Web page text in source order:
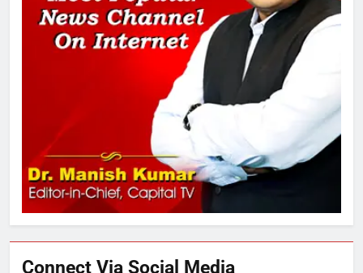
रोशन सिंह के नाम पर करने की मांग तेज
अमर शहीद ठाकुर रोशन सिंह के नाम पर
स्वरूप रानी नेहरू चिकित्सालय का
नामकरण करने की मांग को लेकर
अनिश्चितकालीन धरना शुरू
3
289 एकड़ भूमि पर विकसित होगा कार्बन-
फ्री डेटा सेंटर, हजारों उच्च-कुशल
रोजगार सृजन की संभावना
Connect Via Social Media